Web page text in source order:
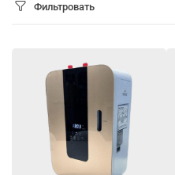
Фильтровать